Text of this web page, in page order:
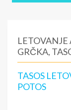
LETOVANJE
GRČKA,
TASOS
POTOS